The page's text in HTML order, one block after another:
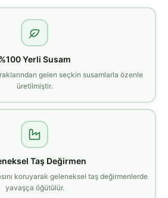
%100 Yerli Susam
gelen seçkin susamlarla özenle
üretilmiştir.
Taş Değirmen
koruyarak geleneksel taş değirmenlerde
yavaşça öğütülür.